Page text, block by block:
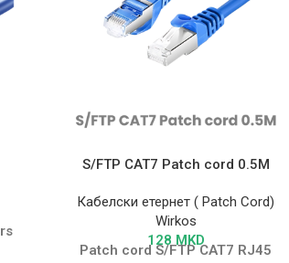
S/FTP CAT7 Patch cord 0.5M
Кабелски етернет ( Patch Cord)
Wirkos
128 MKD
Patch cord S/FTP CAT7 RJ45